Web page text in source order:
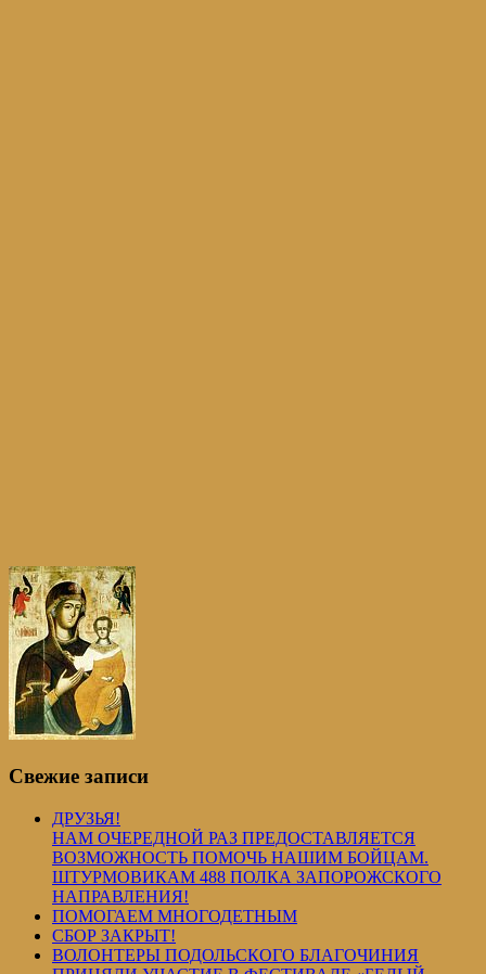
Свежие записи
ДРУЗЬЯ!
НАМ ОЧЕРЕДНОЙ РАЗ ПРЕДОСТАВЛЯЕТСЯ
ВОЗМОЖНОСТЬ ПОМОЧЬ НАШИМ БОЙЦАМ.
ШТУРМОВИКАМ 488 ПОЛКА ЗАПОРОЖСКОГО
НАПРАВЛЕНИЯ!
ПОМОГАЕМ МНОГОДЕТНЫМ
СБОР ЗАКРЫТ!
ВОЛОНТЕРЫ ПОДОЛЬСКОГО БЛАГОЧИНИЯ